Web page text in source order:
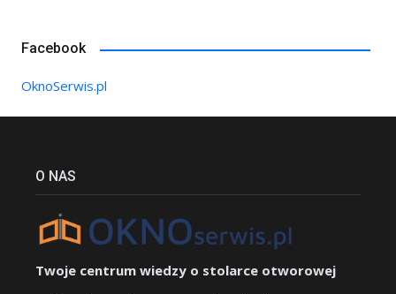
Facebook
OknoSerwis.pl
O NAS
Twoje centrum wiedzy o stolarce otworowej